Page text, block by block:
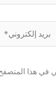
إلكتروني*
في هذا